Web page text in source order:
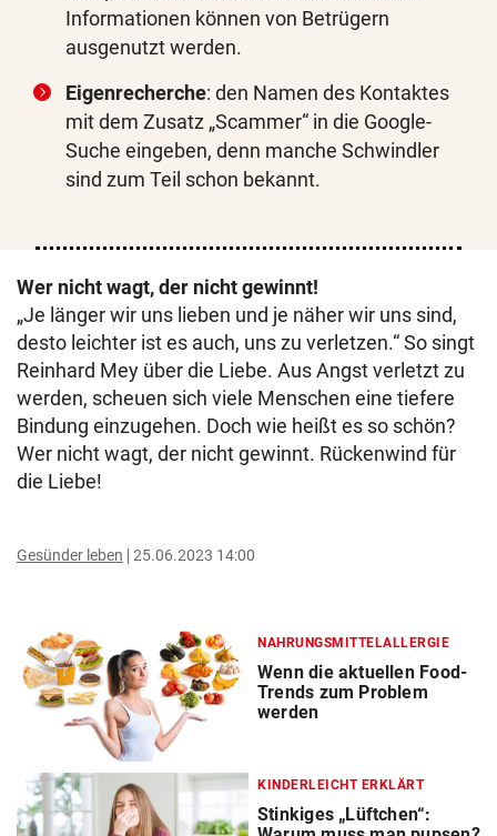
Informationen können von Betrügern
ausgenutzt werden.
Eigenrecherche: den Namen des Kontaktes
mit dem Zusatz „Scammer“ in die Google-
Suche eingeben, denn manche Schwindler
sind zum Teil schon bekannt.
Wer nicht wagt, der nicht gewinnt!
„Je länger wir uns lieben und je näher wir uns sind,
desto leichter ist es auch, uns zu verletzen.“ So singt
Reinhard Mey über die Liebe. Aus Angst verletzt zu
werden, scheuen sich viele Menschen eine tiefere
Bindung einzugehen. Doch wie heißt es so schön?
Wer nicht wagt, der nicht gewinnt. Rückenwind für
die Liebe!
Gesünder leben 25.06.2023 14:00
NAHRUNGSMITTELALLERGIE
Wenn die aktuellen Food-
Trends zum Problem
werden
KINDERLEICHT ERKLÄRT
Stinkiges „Lüftchen“: